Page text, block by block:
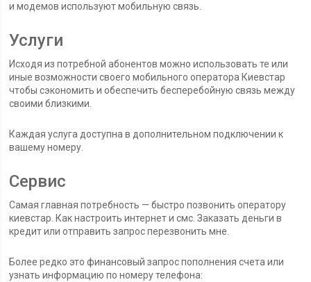
и модемов используют мобильную связь.
Услуги
Исходя из потребной абонентов можно использовать те или
иные возможности своего мобильного оператора Киевстар
чтобы сэкономить и обеспечить бесперебойную связь между
своими близкими.
Каждая услуга доступна в дополнительном подключении к
вашему номеру.
Сервис
Самая главная потребность — быстро позвонить оператору
киевстар. Как настроить интернет и смс. Заказать деньги в
кредит или отправить запрос перезвонить мне.
Более редко это финансовый запрос пополнения счета или
узнать информацию по номеру телефона: